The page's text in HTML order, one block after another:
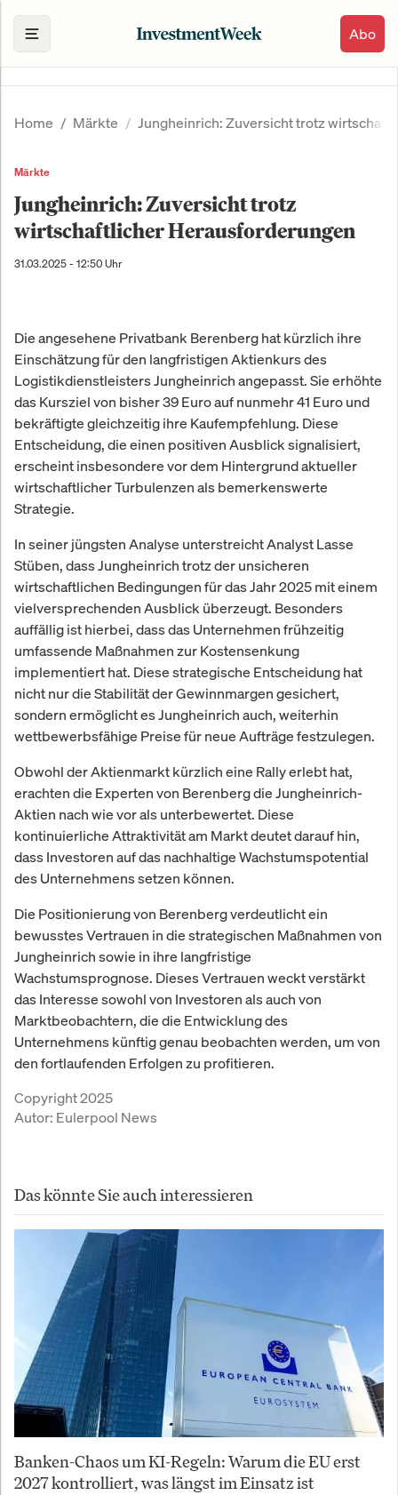
Abo
Home Märkte Jungheinrich: Zuversicht trotz
Märkte
Jungheinrich: Zuversicht trotz
wirtschaftlicher Herausforderungen
31.03.2025 - 12:50 Uhr
Die angesehene Privatbank Berenberg hat kürzlich ihre
Einschätzung für den langfristigen Aktienkurs des
Logistikdienstleisters Jungheinrich angepasst. Sie erhöhte
das Kursziel von bisher 39 Euro auf nunmehr 41 Euro und
bekräftigte gleichzeitig ihre Kaufempfehlung. Diese
Entscheidung, die einen positiven Ausblick signalisiert,
erscheint insbesondere vor dem Hintergrund aktueller
wirtschaftlicher Turbulenzen als bemerkenswerte
Strategie.
In seiner jüngsten Analyse unterstreicht Analyst Lasse
Stüben, dass Jungheinrich trotz der unsicheren
wirtschaftlichen Bedingungen für das Jahr 2025 mit einem
vielversprechenden Ausblick überzeugt. Besonders
auffällig ist hierbei, dass das Unternehmen frühzeitig
umfassende Maßnahmen zur Kostensenkung
implementiert hat. Diese strategische Entscheidung hat
nicht nur die Stabilität der Gewinnmargen gesichert,
sondern ermöglicht es Jungheinrich auch, weiterhin
wettbewerbsfähige Preise für neue Aufträge festzulegen.
Obwohl der Aktienmarkt kürzlich eine Rally erlebt hat,
erachten die Experten von Berenberg die Jungheinrich-
Aktien nach wie vor als unterbewertet. Diese
kontinuierliche Attraktivität am Markt deutet darauf hin,
dass Investoren auf das nachhaltige Wachstumspotential
des Unternehmens setzen können.
Die Positionierung von Berenberg verdeutlicht ein
bewusstes Vertrauen in die strategischen Maßnahmen von
Jungheinrich sowie in ihre langfristige
Wachstumsprognose. Dieses Vertrauen weckt verstärkt
das Interesse sowohl von Investoren als auch von
Marktbeobachtern, die die Entwicklung des
Unternehmens künftig genau beobachten werden, um von
den fortlaufenden Erfolgen zu profitieren.
Copyright 2025
Autor: Eulerpool News
Das könnte Sie auch interessieren
Banken-Chaos um KI-Regeln: Warum die EU erst
2027 kontrolliert, was längst im Einsatz ist